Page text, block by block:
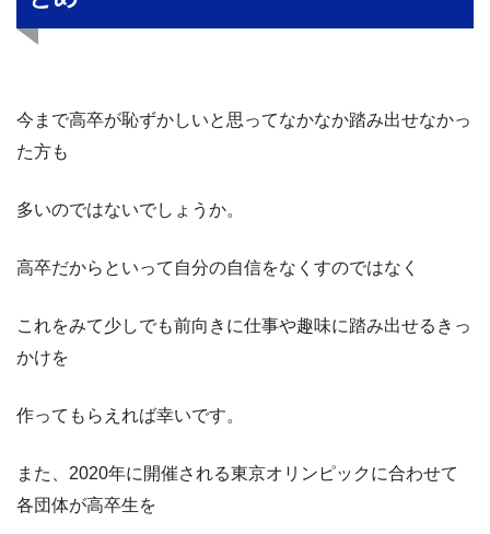
今まで高卒が恥ずかしいと思ってなかなか踏み出せなかっ
た方も
多いのではないでしょうか。
高卒だからといって自分の自信をなくすのではなく
これをみて少しでも前向きに仕事や趣味に踏み出せるきっ
かけを
作ってもらえれば幸いです。
また、2020年に開催される東京オリンピックに合わせて
各団体が高卒生を